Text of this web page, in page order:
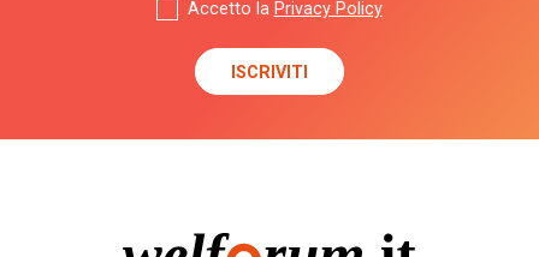
Accetto la Privacy Policy